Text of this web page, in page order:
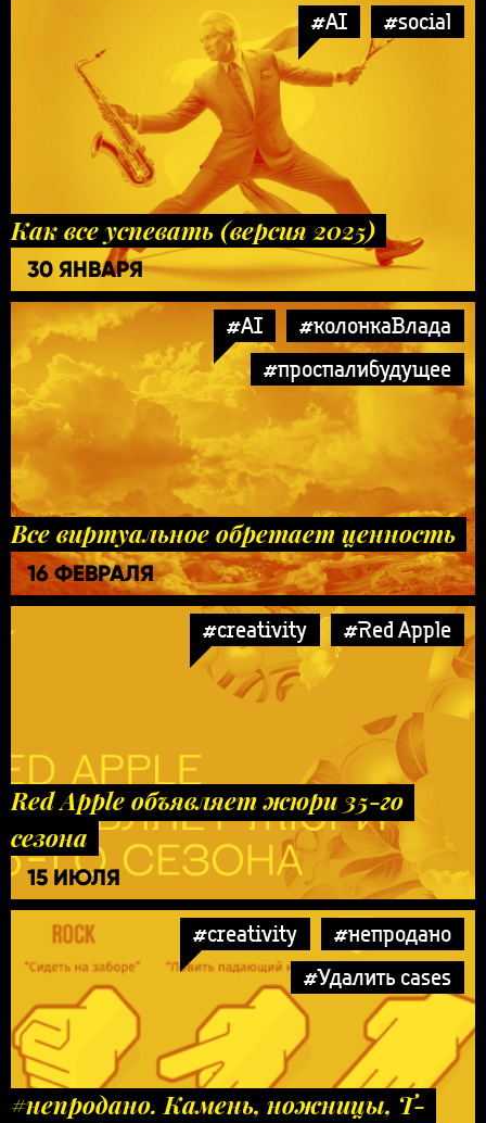
#AI #social
Как все успевать (версия 2025)
30 ЯНВАРЯ
#AI
#колонкаВлада
#проспалибудущее
Все виртуальное обретает ценность
16 ФЕВРАЛЯ
#creativity #Red Apple
Red Apple объявляет жюри 35-го
сезона
15 ИЮЛЯ
#creativity
#непродано
#Удалить cases
#непродано. Камень, ножницы, Т-